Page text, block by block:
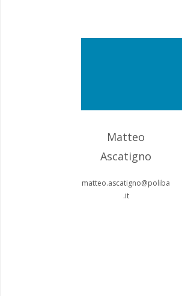
Matteo
Ascatigno
matteo.ascatigno@poliba
.it